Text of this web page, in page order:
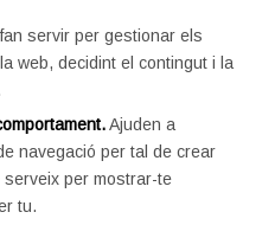
servir per gestionar els
web, decidint el contingut i la
Ajuden a
navegació per tal de crear
serveix per mostrar-te
tu.